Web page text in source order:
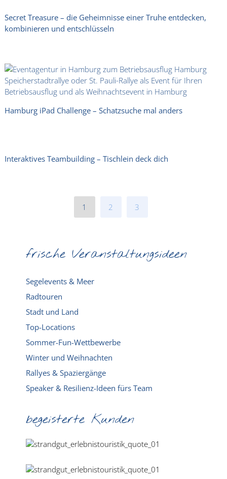
Secret Treasure – die Geheimnisse einer Truhe entdecken,
kombinieren und entschlüsseln
Hamburg iPad Challenge – Schatzsuche mal anders
Interaktives Teambuilding – Tischlein deck dich
1 2 3
frische Veranstaltungsideen
Segelevents & Meer
Radtouren
Stadt und Land
Top-Locations
Sommer-Fun-Wettbewerbe
Winter und Weihnachten
Rallyes & Spaziergänge
Speaker & Resilienz-Ideen fürs Team
begeisterte Kunden